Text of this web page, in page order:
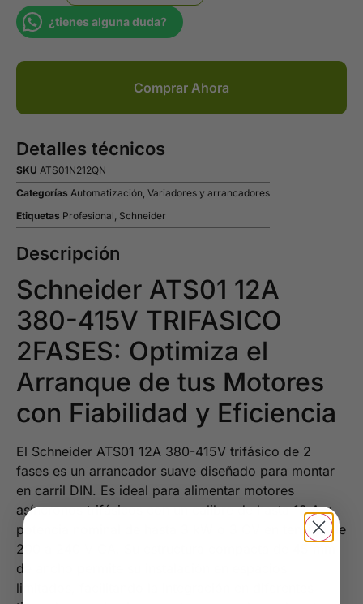
¿tienes alguna duda?
Comprar Ahora
Detalles técnicos
SKU ATS01N212QN
Categorías Automatización, Variadores y arrancadores
Etiquetas Profesional, Schneider
Descripción
Schneider ATS01 12A
380-415V TRIFASICO
2FASES: Optimiza el
Arranque de tus Motores
con Fiabilidad y Eficiencia
El Schneider ATS01 12A 380-415V trifásico de 2
fases es un arrancador suave diseñado para montar
en carril DIN. Es ideal para alimentar motores
asíncronos trifásicos con un calibre de hasta 12 A y
potencia nominal de hasta 3 kW o 3 CV en tensión de
200 a 240 V CA. Su estructura compacta de 45 mm
de ancho permite su instalación en espacios
limitados, facilitando la integración en diferentes